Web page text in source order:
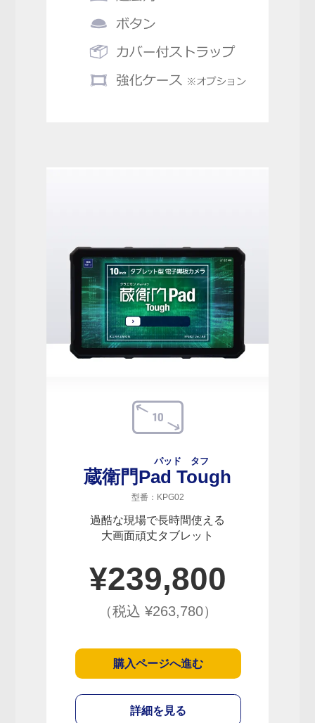
蔵衛門Pad Tough
パッド タフ
型番：KPG02
過酷な現場で長時間使える
大画面頑丈タブレット
¥239,800
（税込 ¥263,780）
購入ページへ進む
詳細を見る